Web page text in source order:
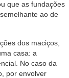
que as fundações
ao de
dos maciços,
casa: a
No caso da
por envolver